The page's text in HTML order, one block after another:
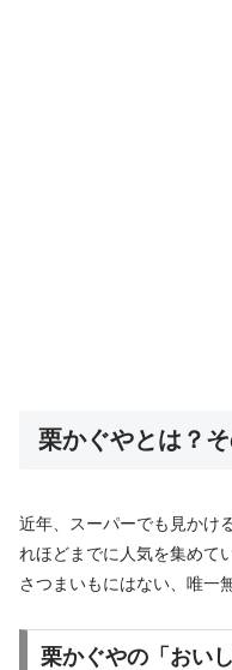
栗かぐやとは？
近年、スーパーでも見かけ
れほどまでに人気を集めて
さつまいもにはない、唯一
栗かぐやの「おい